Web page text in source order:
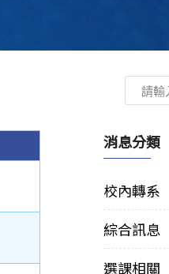
消息分類
校內轉系
綜合訊息
選課相關